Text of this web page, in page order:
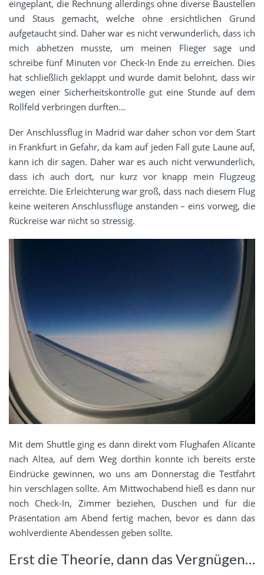
eingeplant, die Rechnung allerdings ohne diverse Baustellen
und Staus gemacht, welche ohne ersichtlichen Grund
aufgetaucht sind. Daher war es nicht verwunderlich, dass ich
mich abhetzen musste, um meinen Flieger sage und
schreibe fünf Minuten vor Check-In Ende zu erreichen. Dies
hat schließlich geklappt und wurde damit belohnt, dass wir
wegen einer Sicherheitskontrolle gut eine Stunde auf dem
Rollfeld verbringen durften…
Der Anschlussflug in Madrid war daher schon vor dem Start
in Frankfurt in Gefahr, da kam auf jeden Fall gute Laune auf,
kann ich dir sagen. Daher war es auch nicht verwunderlich,
dass ich auch dort, nur kurz vor knapp mein Flugzeug
erreichte. Die Erleichterung war groß, dass nach diesem Flug
keine weiteren Anschlussflüge anstanden – eins vorweg, die
Rückreise war nicht so stressig.
Mit dem Shuttle ging es dann direkt vom Flughafen Alicante
nach Altea, auf dem Weg dorthin konnte ich bereits erste
Eindrücke gewinnen, wo uns am Donnerstag die Testfahrt
hin verschlagen sollte. Am Mittwochabend hieß es dann nur
noch Check-In, Zimmer beziehen, Duschen und für die
Präsentation am Abend fertig machen, bevor es dann das
wohlverdiente Abendessen geben sollte.
Erst die Theorie, dann das Vergnügen…